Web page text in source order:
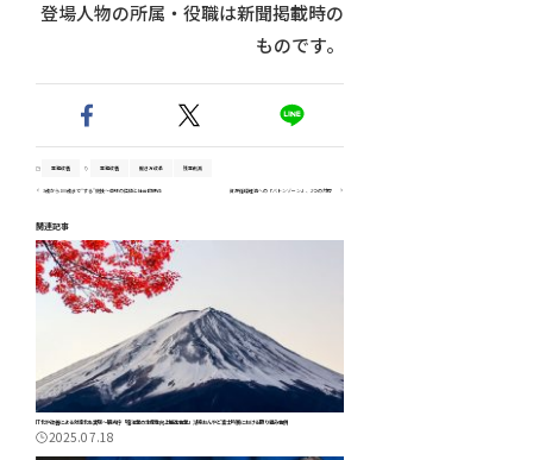
登場人物の所属・役職は新聞掲載時の
ものです。
業務改善 業務改善 働き方改革 残業削減
3歳から100歳まで“する”競技～卓球の価値と社会的使命 資源循環経済への「バトンゾーン」、2つの対応
関連記事
IT化や改善による効率化を実現～観光庁「宿泊業の生産性向上推進事業」湖楽おんやど富士吟景における取り組み事例
2025.07.18